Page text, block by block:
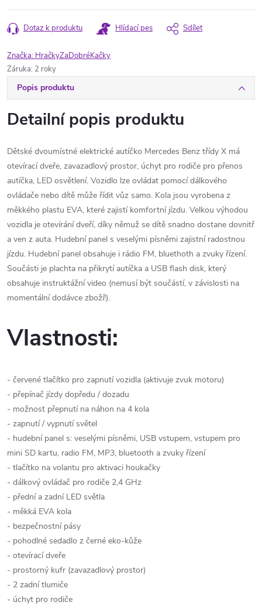
cena:
Dotaz k produktu Hlídací pes Sdílet
Značka: HračkyZaDobréKačky
Záruka: 2 roky
Popis produktu
Detailní popis produktu
Dětské dvoumístné elektrické autíčko Mercedes Benz třídy X má
otevírací dveře, zavazadlový prostor, úchyt pro rodiče pro přenos
autíčka, LED osvětlení. Vozidlo lze ovládat pomocí dálkového
ovládače nebo dítě může řídit vůz samo. Kola jsou vyrobena z
měkkého plastu EVA, které zajistí komfortní jízdu. Velkou výhodou
vozidla je otevírání dveří, díky němuž se dítě snadno dostane dovnitř
a ven z auta. Hudební panel s veselými písněmi zajistní radostnou
jízdu. Hudební panel obsahuje i rádio FM, bluethoth a zvuky řízení.
Součásti je plachta na přikrytí autíčka a USB flash disk, který
obsahuje instruktážní video (nemusí být součástí, v závislosti na
momentální dodávce zboží!).
Vlastnosti:
- červené tlačítko pro zapnutí vozidla (aktivuje zvuk motoru)
- přepínač jízdy dopředu / dozadu
- možnost přepnutí na náhon na 4 kola
- zapnutí / vypnutí světel
- hudební panel s: veselými písněmi, USB vstupem, vstupem pro
mini SD kartu, radio FM, MP3, bluetooth a zvuky řízení
- tlačítko na volantu pro aktivaci houkačky
- dálkový ovládač pro rodiče 2,4 GHz
- přední a zadní LED světla
- měkká EVA kola
- bezpečnostní pásy
- pohodlné sedadlo z černé eko-kůže
- otevírací dveře
- prostorný kufr (zavazadlový prostor)
- 2 zadní tlumiče
- úchyt pro rodiče